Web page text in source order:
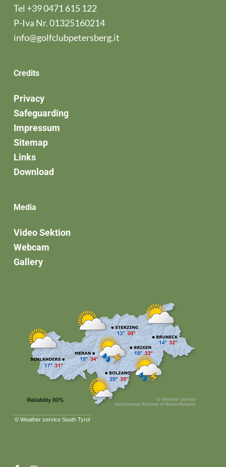
Tel +39 0471 615 122
P-Iva Nr. 01325160214
info@golfclubpetersberg.it
Credits
Privacy
Safeguarding
Impressum
Sitemap
Links
Download
Media
Video Sektion
Webcam
Gallery
© Weather service South Tyrol